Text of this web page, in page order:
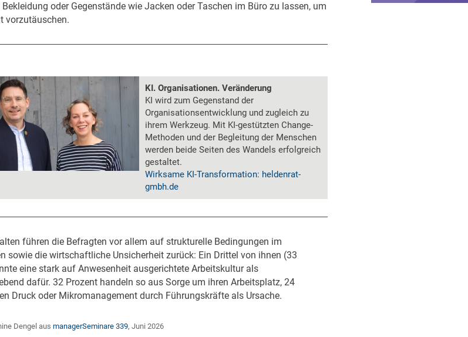
oder Gegenstände wie Jacken oder Taschen im Büro zu lassen, um
vorzutäuschen.
KI. Organisationen. Veränderung
KI wird zum Gegenstand der
Organisationsentwicklung und zugleich zu
ihrem Werkzeug. Mit KI-gestützten Change-
Methoden und der Begleitung der Menschen
werden beide Seiten des Wandels erfolgreich
gestaltet.
Wirksame KI-Transformation: heldenrat-
gmbh.de
führen die Befragten vor allem auf strukturelle Bedingungen im
sowie die wirtschaftliche Unsicherheit zurück: Ein Drittel von ihnen (33
eine stark auf Anwesenheit ausgerichtete Arbeitskultur als
dafür. 32 Prozent handeln so aus Sorge um ihren Arbeitsplatz, 24
Druck oder Mikromanagement durch Führungskräfte als Ursache.
Dengel aus managerSeminare 339, Juni 2026